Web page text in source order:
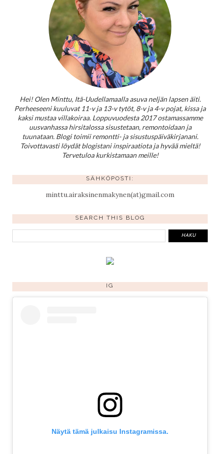
Hei! Olen Minttu, Itä-Uudellamaalla asuva neljän lapsen äiti.
Perheeseeni kuuluvat 11-v ja 13-v tytöt, 8-v ja 4-v pojat, kissa ja
kaksi mustaa villakoiraa. Loppuvuodesta 2017 ostamassamme
uusvanhassa hirsitalossa sisustetaan, remontoidaan ja
tuunataan. Blogi toimii remontti- ja sisustuspäiväkirjanani.
Toivottavasti löydät blogistani inspiraatiota ja hyvää mieltä!
Tervetuloa kurkistamaan meille!
SÄHKÖPOSTI:
minttu.airaksinenmakynen(at)gmail.com
SEARCH THIS BLOG
IG
Näytä tämä julkaisu Instagramissa.